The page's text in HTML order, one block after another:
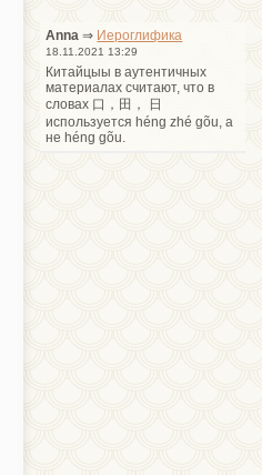
Anna ⇒ Иероглифика
18.11.2021 13:29
Китайцыы в аутентичных
материалах считают, что в
словах 口，田， 日
используется héng zhé gõu, а
не héng gõu.